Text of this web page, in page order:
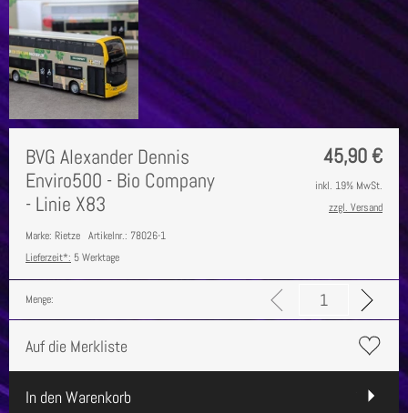
45,90 €
BVG Alexander Dennis
Enviro500 - Bio Company
- Linie X83
Marke: Rietze Artikelnr.: 78026-1
Lieferzeit*: 5 Werktage
inkl. 19% MwSt.
zzgl. Versand
Menge:
Auf die Merkliste
In den Warenkorb